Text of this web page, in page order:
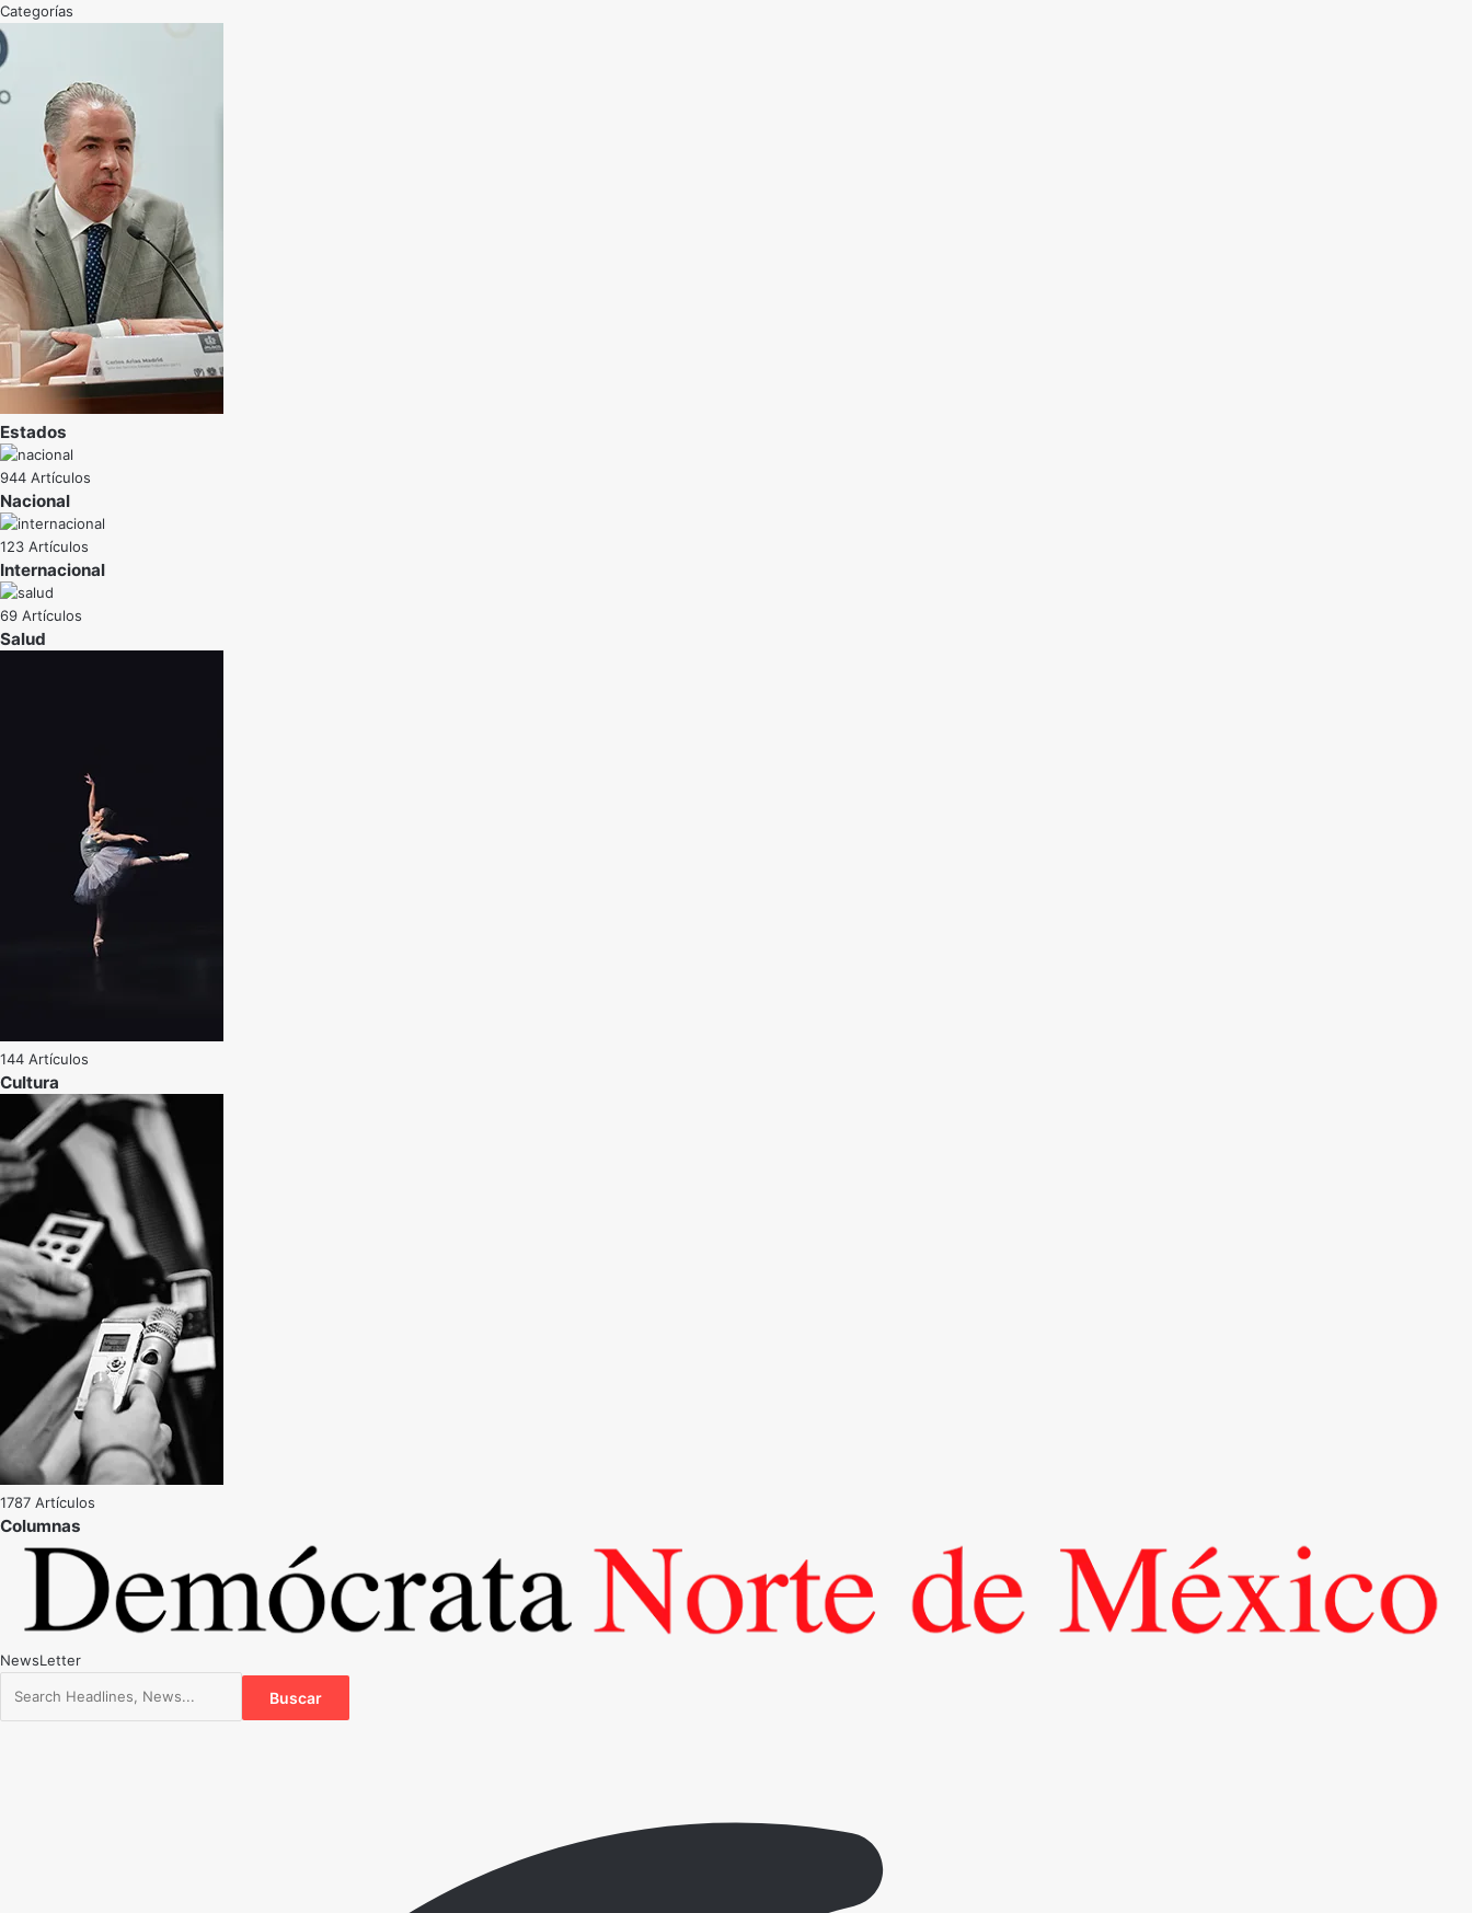
Categorías
Estados
944 Artículos
Nacional
123 Artículos
Internacional
69 Artículos
Salud
144 Artículos
Cultura
1787 Artículos
NewsLetter